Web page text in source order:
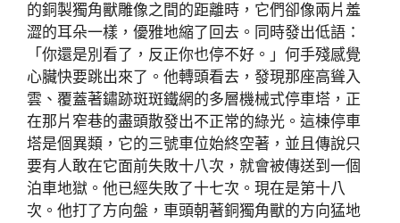
的銅製獨角獸雕像之間的距離時，它們卻像兩片羞
澀的耳朵一樣，優雅地縮了回去。同時發出低語：
「你還是別看了，反正你也停不好。」何手殘感覺
心臟快要跳出來了。他轉頭看去，發現那座高聳入
雲、覆蓋著鏽跡斑斑鐵網的多層機械式停車塔，正
在那片窄巷的盡頭散發出不正常的綠光。這棟停車
塔是個異類，它的三號車位始終空著，並且傳說只
要有人敢在它面前失敗十八次，就會被傳送到一個
泊車地獄。他已經失敗了十七次。現在是第十八
次。他打了方向盤，車頭朝著銅獨角獸的方向猛地